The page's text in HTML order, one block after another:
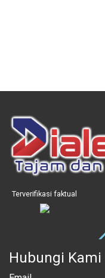
Terverifikasi faktual
Hubungi Kami